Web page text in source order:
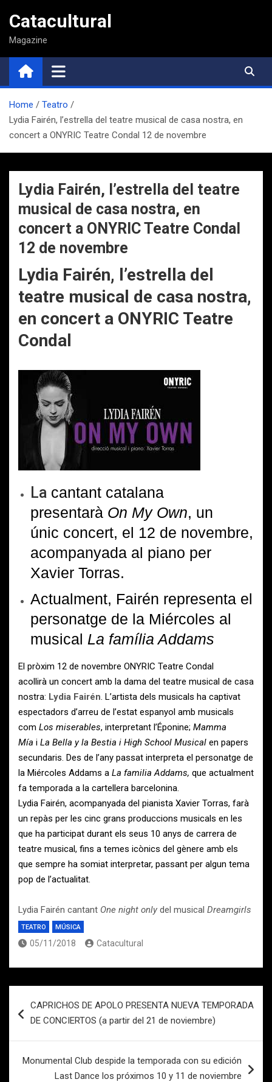
contenido
Catacultural
Magazine
Home
Teatro
Lydia Fairén, l’estrella del teatre musical de casa nostra, en
concert a ONYRIC Teatre Condal 12 de novembre
Lydia Fairén, l’estrella del teatre
musical de casa nostra, en
concert a ONYRIC Teatre Condal
12 de novembre
Lydia Fairén, l’estrella del
teatre musical de casa nostra,
en concert a ONYRIC Teatre
Condal
La cantant catalana
presentarà On My Own, un
únic concert, el 12 de novembre,
acompanyada al piano per
Xavier Torras.
Actualment, Fairén representa el
personatge de la Miércoles al
musical La família Addams
El pròxim 12 de novembre ONYRIC Teatre Condal
acollirà un concert amb la dama del teatre musical de casa
nostra: Lydia Fairén. L’artista dels musicals ha captivat
espectadors d’arreu de l’estat espanyol amb musicals
com Los miserables, interpretant l’Éponine; Mamma
Mía i La Bella y la Bestia i High School Musical en papers
secundaris. Des de l’any passat interpreta el personatge de
la Miércoles Addams a La familia Addams, que actualment
fa temporada a la cartellera barcelonina.
Lydia Fairén, acompanyada del pianista Xavier Torras, farà
un repàs per les cinc grans produccions musicals en les
que ha participat durant els seus 10 anys de carrera de
teatre musical, fins a temes icònics del gènere amb els
que sempre ha somiat interpretar, passant per algun tema
pop de l’actualitat.
Lydia Fairén cantant One night only del musical Dreamgirls
TEATRO MÚSICA
05/11/2018 Catacultural
de
CAPRICHOS DE APOLO PRESENTA NUEVA TEMPORADA
DE CONCIERTOS (a partir del 21 de noviembre)
Monumental Club despide la temporada con su edición
Last Dance los próximos 10 y 11 de noviembre